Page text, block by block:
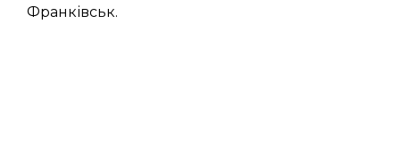
Франківськ.